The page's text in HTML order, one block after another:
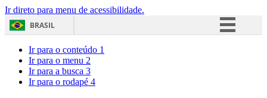
Ir direto para menu de acessibilidade.
BRASIL
Ir para o conteúdo 1
Ir para o menu 2
Ir para a busca 3
Ir para o rodapé 4